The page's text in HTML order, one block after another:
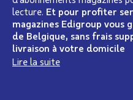
lecture. Et pour profiter
magazines Edigroup vous
de Belgique, sans frais
livraison à votre domicile
Lire la suite